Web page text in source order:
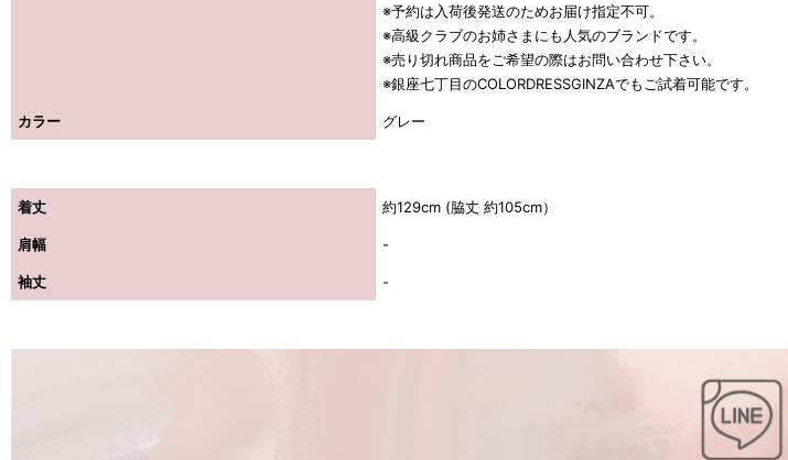
※予約は入荷後発送のためお届け指定不可。
※高級クラブのお姉さまにも人気のブランドです。
※売り切れ商品をご希望の際はお問い合わせ下さい。
※銀座七丁目のCOLORDRESSGINZAでもご試着可能です。
カラー グレー
着丈 約129cm (脇丈 約105cm）
肩幅 -
袖丈 -